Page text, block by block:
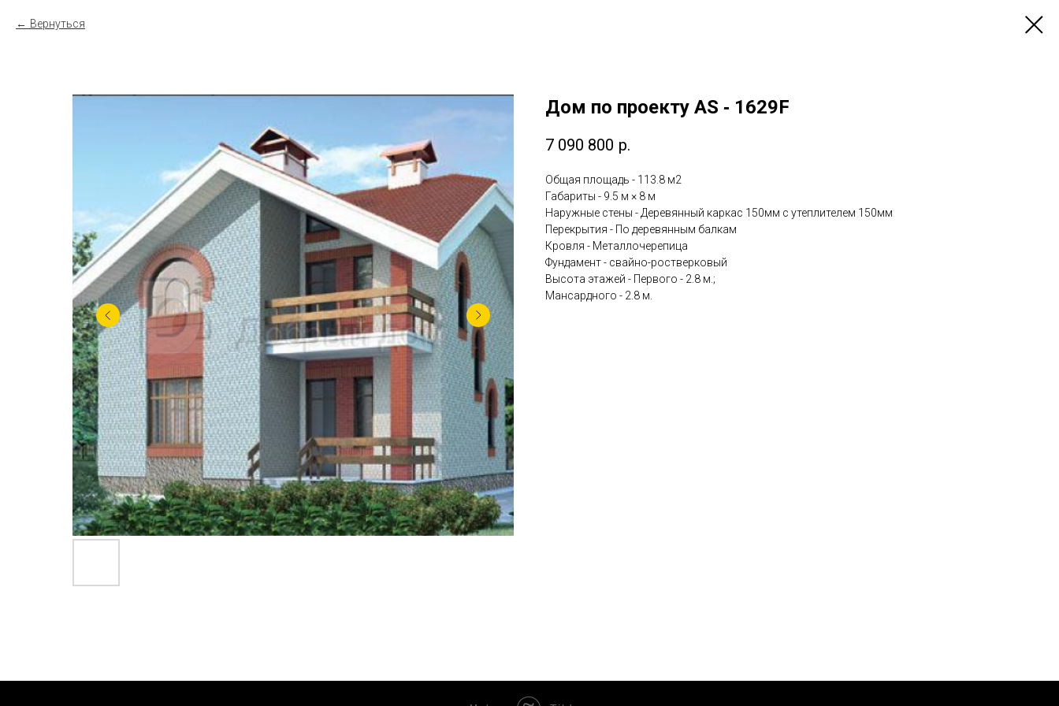
Вернуться
Дом по проекту AS ‐ 1629F
7 090 800 р.
Общая площадь - 113.8 м2
Габариты - 9.5 м × 8 м
Наружные стены - Деревянный каркас 150мм с утеплителем 150мм
Перекрытия - По деревянным балкам
Кровля - Металлочерепица
Фундамент - свайно-ростверковый
Высота этажей - Первого - 2.8 м.;
Мансардного - 2.8 м.